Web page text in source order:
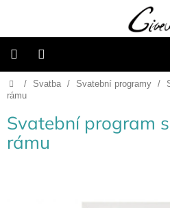
Připravené
dárkové
Vánoce
Domů
/ Svatba / Svatební programy /
rámu
Svatební program
rámu